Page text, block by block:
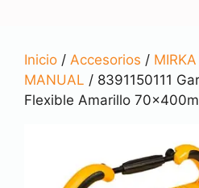
Inicio / Accesorios / MIRKA
MANUAL / 8391150111
Flexible Amarillo